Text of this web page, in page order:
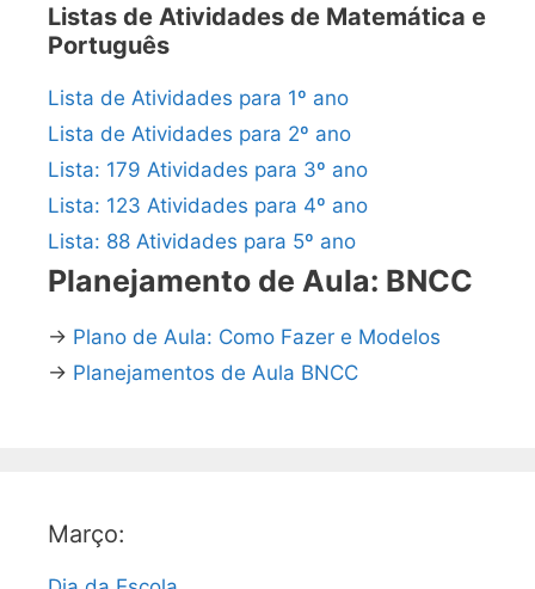
Listas de Atividades de Matemática e
Português
Lista de Atividades para 1º ano
Lista de Atividades para 2º ano
Lista: 179 Atividades para 3º ano
Lista: 123 Atividades para 4º ano
Lista: 88 Atividades para 5º ano
Planejamento de Aula: BNCC
→ Plano de Aula: Como Fazer e Modelos
→ Planejamentos de Aula BNCC
Março: